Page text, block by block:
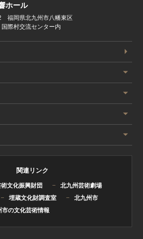
ホール
福岡県北九州市八幡東区
際村交流センター内
団
)
関連リンク
文化振興財団
北九州芸術劇場
埋蔵文化財調査室
北九州市
の文化芸術情報